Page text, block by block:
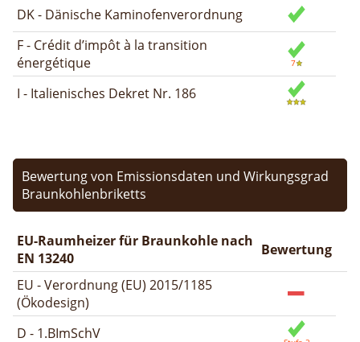
DK - Dänische Kaminofenverordnung
F - Crédit d’impôt à la transition
énergétique
I - Italienisches Dekret Nr. 186
Bewertung von Emissionsdaten und Wirkungsgrad
Braunkohlenbriketts
EU-Raumheizer für Braunkohle nach
EN 13240
Bewertung
EU - Verordnung (EU) 2015/1185
(Ökodesign)
D - 1.BImSchV